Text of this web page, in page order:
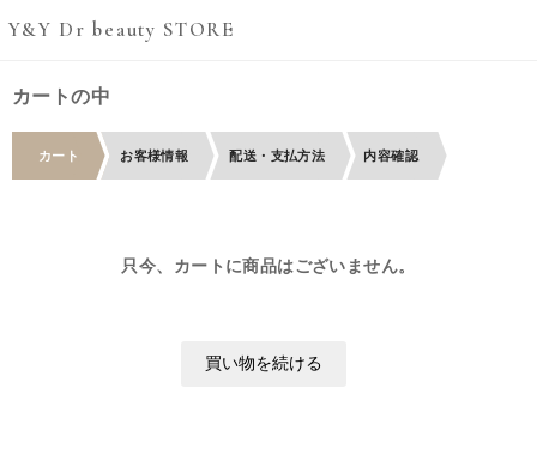
Y&Y Dr beauty STORE
カートの中
カート お客様情報 配送・支払方法 内容確認
只今、カートに商品はございません。